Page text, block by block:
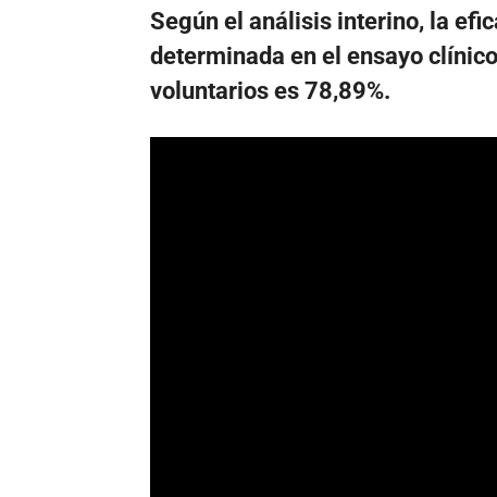
Según el análisis interino, la
determinada en el ensayo
voluntarios es 78,89%.